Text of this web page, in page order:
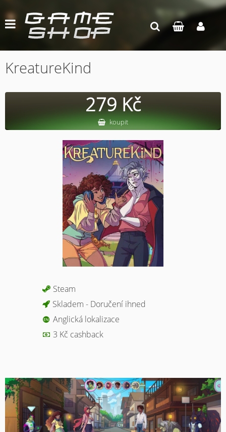
KreatureKind
279 Kč
koupit
Steam
Skladem - Doručení ihned
Anglická lokalizace
3 Kč cashback